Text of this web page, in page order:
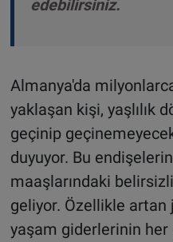
edebilirsiniz.
Almanya'da
yaklaşan kişi, yaşlılık
geçinip
duyuyor. Bu
maaşlarındaki
geliyor. Özellikle
yaşam giderlerinin her